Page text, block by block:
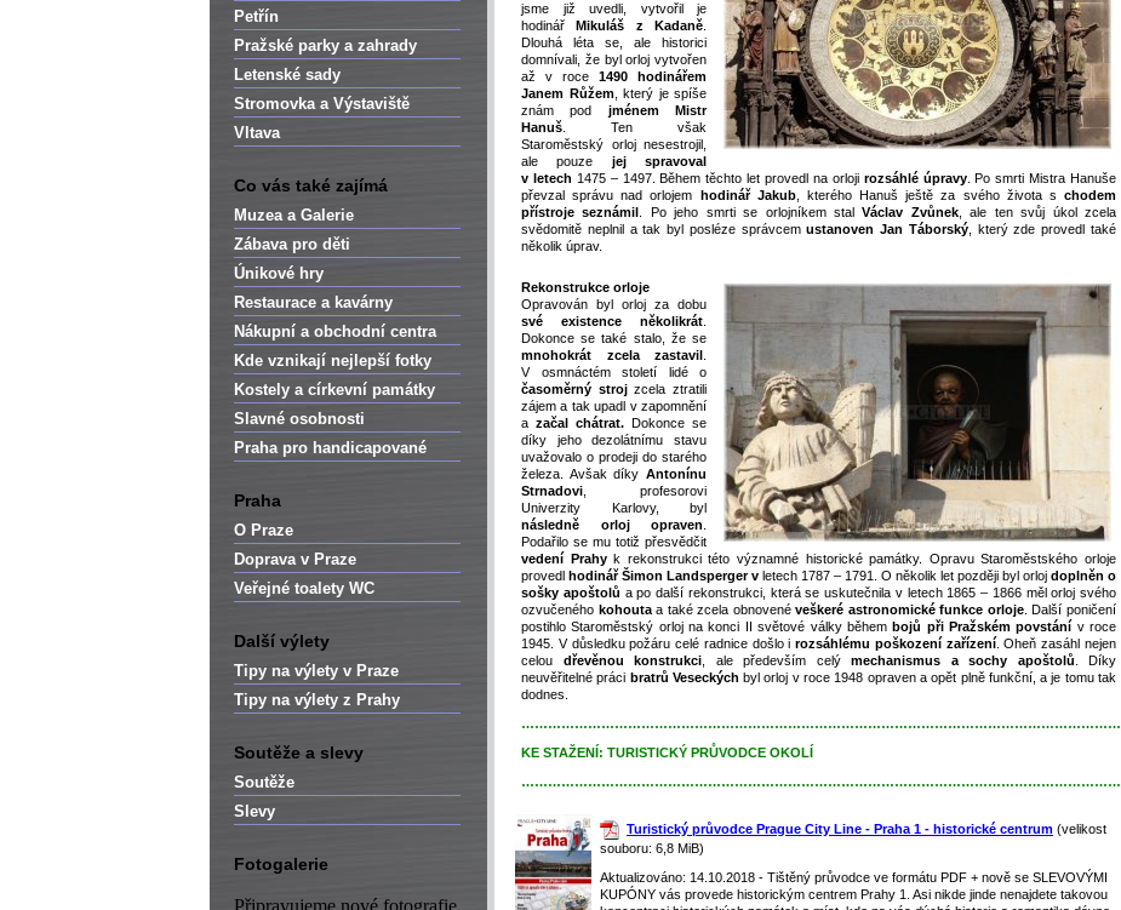
Petřín
Pražské parky a zahrady
Letenské sady
Stromovka a Výstaviště
Vltava
Co vás také zajímá
Muzea a Galerie
Zábava pro děti
Únikové hry
Restaurace a kavárny
Nákupní a obchodní centra
Kde vznikají nejlepší fotky
Kostely a církevní památky
Slavné osobnosti
Praha pro handicapované
Praha
O Praze
Doprava v Praze
Veřejné toalety WC
Další výlety
Tipy na výlety v Praze
Tipy na výlety z Prahy
Soutěže a slevy
Soutěže
Slevy
Fotogalerie
Připravujeme nové fotografie
jsme již uvedli, vytvořil je
hodinářMikuláš z Kadaně
Dlouhá léta se, ale historici
domnívali, že byl orloj vytvořen
až v roce 1490 hodinářem
Janem Růžem, který je spíše
znám pod jménem Mistr
Hanuš . Ten však
Staroměstský orloj nesestrojil,
ale pouze jej spravoval
v letech 1475 – 1497. Během těchto let provedl na orloji rozsáhlé úpravy. Po smrti Mistra Hanuše
převzal správu nad orlojem hodinář Jakub, kterého Hanuš ještě za svého života schodem
přístroje seznámil . Po jeho smrti se orlojníkem stalVáclav Zvůnek, ale ten svůj úkol zcela
svědomitě neplnil a tak byl posléze správcemustanoven Jan Táborský, který zde provedl také
několik úprav.
Rekonstrukce orloje
Opravován byl orloj za dobu
své existence několikrát
Dokonce se také stalo, že se
mnohokrát zcela zastavil
V osmnáctém století lidé o
časoměrný strojzcela ztratili
zájem a tak upadl v zapomnění
a začal chátrat. Dokonce se
díky jeho dezolátnímu stavu
uvažovalo o prodeji do starého
železa. Avšak díky Antonínu
Strnadovi , profesorovi
Univerzity Karlovy, byl
následně orloj opraven
Podařilo se mu totiž přesvědčit
vedení Prahyk rekonstrukci této významné historické památky. Opravu Staroměstského orloje
provedl hodinář Šimon Landsperger v letech 1787 – 1791. O několik let později byl orloj doplněn o
sošky apoštolů a po další rekonstrukci, která se uskutečnila v letech 1865 – 1866 měl orloj svého
ozvučeného kohoutaa také zcela obnovenéveškeré astronomické funkce orloje. Další poničení
postihlo Staroměstský orloj na konci II světové války běhembojů při Pražském povstání v roce
1945. V důsledku požáru celé radnice došlo irozsáhlému poškození zařízení. Oheň zasáhl nejen
celou dřevěnou konstrukci , ale především celý mechanismus a sochy apoštolů . Díky
neuvěřitelné práci bratrů Veseckých byl orloj v roce 1948 opraven a opět plně funkční, a je tomu tak
dodnes.
………………………………………………………………………………………………………………………
KE STAŽENÍ: TURISTICKÝ PRŮVODCE OKOLÍ
………………………………………………………………………………………………………………………
Turistický průvodce Prague City Line - Praha 1 - historické centrum (velikost
souboru: 6,8 MiB)
Aktualizováno: 14.10.2018 - Tištěný průvodce ve formátu PDF + nově se SLEVOVÝMI
KUPÓNY vás provede historickým centrem Prahy 1. Asi nikde jinde nenajdete takovou